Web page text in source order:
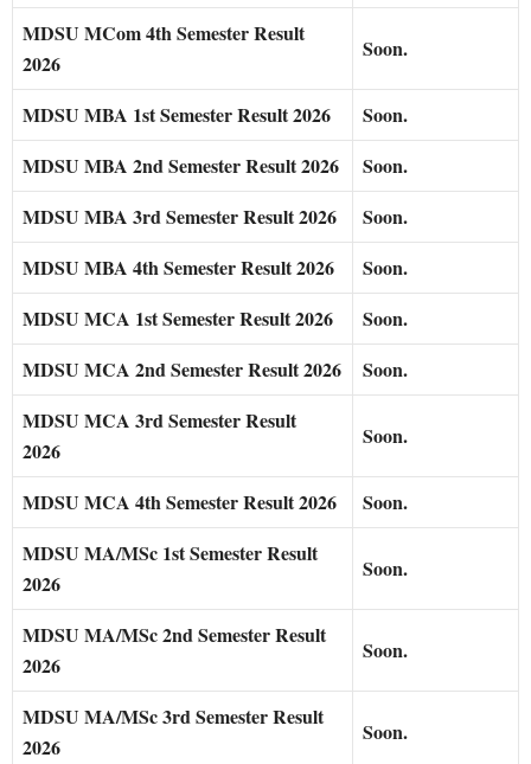
MDSU MCom 4th Semester Result
2026
Soon.
MDSU MBA 1st Semester Result 2026
Soon.
MDSU MBA 2nd Semester Result 2026
Soon.
MDSU MBA 3rd Semester Result 2026
Soon.
MDSU MBA 4th Semester Result 2026
Soon.
MDSU MCA 1st Semester Result 2026
Soon.
MDSU MCA 2nd Semester Result 2026
Soon.
MDSU MCA 3rd Semester Result
2026
Soon.
MDSU MCA 4th Semester Result 2026
Soon.
MDSU MA/MSc 1st Semester Result
2026
Soon.
MDSU MA/MSc 2nd Semester Result
2026
Soon.
MDSU MA/MSc 3rd Semester Result
2026
Soon.